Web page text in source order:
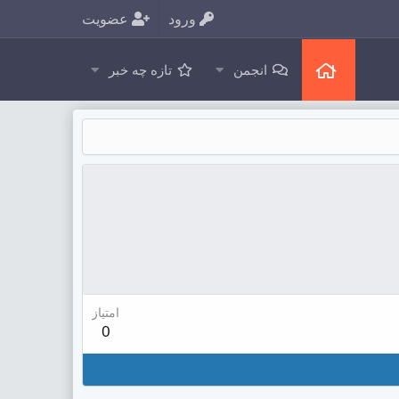
ورود عضویت
انجمن تازه چه خبر
امتیاز
0